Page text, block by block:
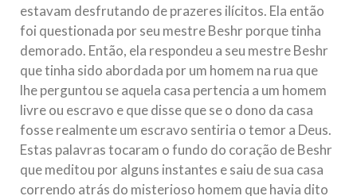
estavam desfrutando de prazeres ilícitos. Ela então
foi questionada por seu mestre Beshr porque tinha
demorado. Então, ela respondeu a seu mestre Beshr
que tinha sido abordada por um homem na rua que
lhe perguntou se aquela casa pertencia a um homem
livre ou escravo e que disse que se o dono da casa
fosse realmente um escravo sentiria o temor a Deus.
Estas palavras tocaram o fundo do coração de Beshr
que meditou por alguns instantes e saiu de sua casa
correndo atrás do misterioso homem que havia dito